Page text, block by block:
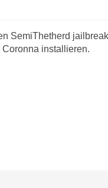
SemiThetherd
installieren.